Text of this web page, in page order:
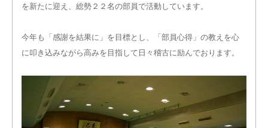
を新たに迎え、総勢２２名の部員で活動しています。
今年も「感謝を結果に」を目標とし、「部員心得」の教えを心
に叩き込みながら高みを目指して日々稽古に励んでおります。